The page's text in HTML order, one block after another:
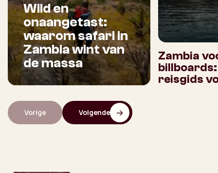
Wild en
onaangetast:
waarom safari in
Zambia wint van
de massa
Zambia
reisgids
Vorige Volgende